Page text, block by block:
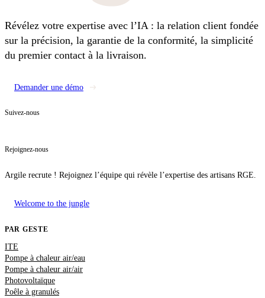
Révélez votre expertise avec l’IA : la relation client fondée
sur la précision, la garantie de la conformité, la simplicité
du premier contact à la livraison.
Demander une démo
Suivez-nous
Rejoignez-nous
Argile recrute ! Rejoignez l’équipe qui révèle l’expertise des artisans RGE.
Welcome to the jungle
PAR GESTE
ITE
Pompe à chaleur air/eau
Pompe à chaleur air/air
Photovoltaïque
Poêle à granulés